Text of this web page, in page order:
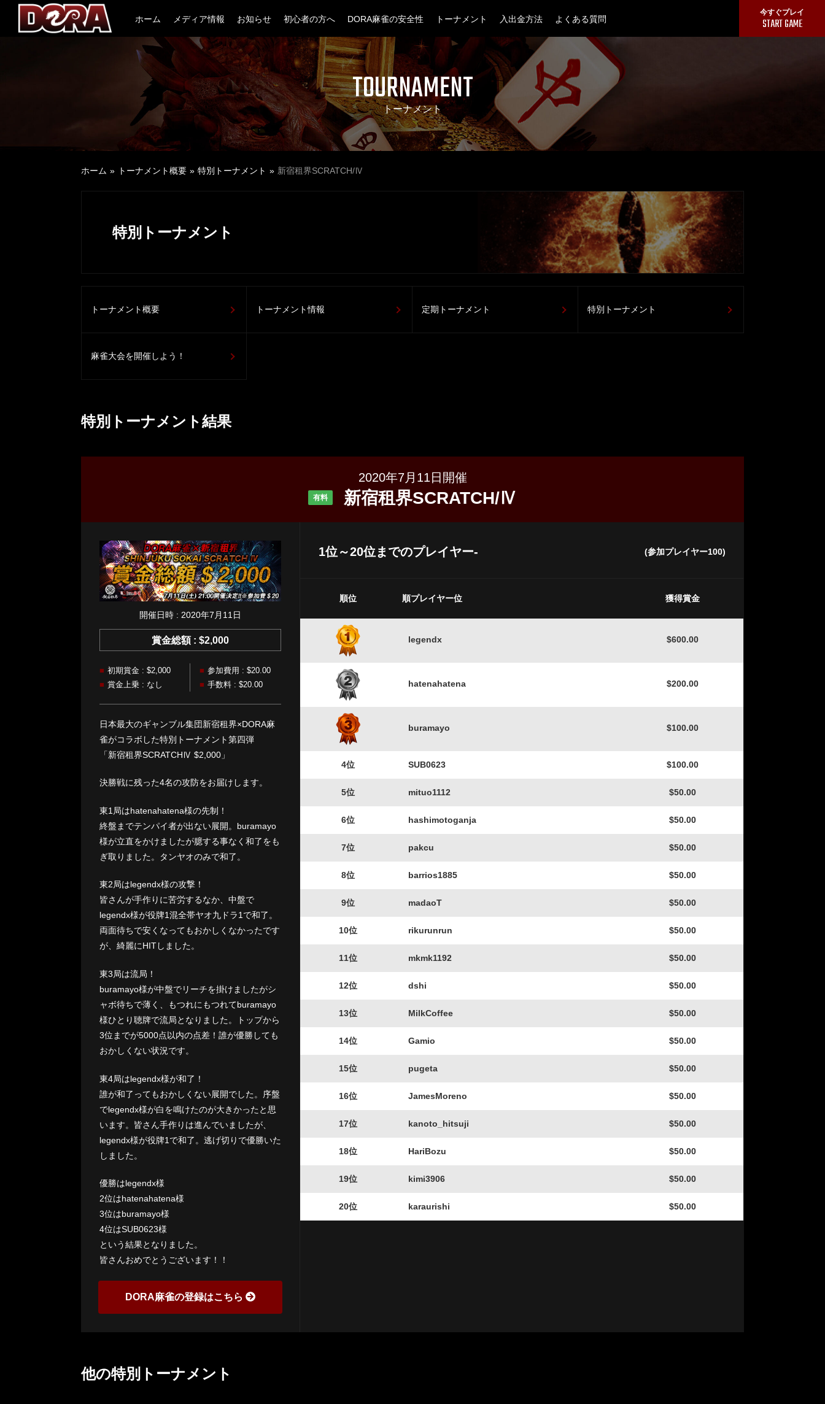
ホーム メディア情報 お知らせ 初心者の方へ DORA麻雀の安全性 トーナメント 入出金方法 よくある質問
今すぐプレイ
START GAMEMENU
TOURNAMENT
トーナメント
ホーム トーナメント概要 特別トーナメント 新宿租界SCRATCH/Ⅳ
特別トーナメント
トーナメント概要 トーナメント情報 定期トーナメント 特別トーナメント
麻雀大会を開催しよう！
特別トーナメント結果
2020年7月11日開催
有料 新宿租界SCRATCH/Ⅳ
開催日時 : 2020年7月11日
賞金総額 : $2,000
初期賞金 : $2,000
参加費用 : $20.00
賞金上乗 : なし
手数料 : $20.00
日本最大のギャンブル集団新宿租界×DORA麻
雀がコラボした特別トーナメント第四弾
「新宿租界SCRATCHⅣ $2,000」
決勝戦に残った4名の攻防をお届けします。
東1局はhatenahatena様の先制！
終盤までテンパイ者が出ない展開。buramayo
様が立直をかけましたが臆する事なく和了をも
ぎ取りました。タンヤオのみで和了。
東2局はlegendx様の攻撃！
皆さんが手作りに苦労するなか、中盤で
legendx様が役牌1混全帯ヤオ九ドラ1で和了。
両面待ちで安くなってもおかしくなかったです
が、綺麗にHITしました。
東3局は流局！
buramayo様が中盤でリーチを掛けましたがシ
ャボ待ちで薄く、もつれにもつれてburamayo
様ひとり聴牌で流局となりました。トップから
3位までが5000点以内の点差！誰が優勝しても
おかしくない状況です。
東4局はlegendx様が和了！
誰が和了ってもおかしくない展開でした。序盤
でlegendx様が白を鳴けたのが大きかったと思
います。皆さん手作りは進んでいましたが、
legendx様が役牌1で和了。逃げ切りで優勝いた
しました。
優勝はlegendx様
2位はhatenahatena様
3位はburamayo様
4位はSUB0623様
という結果となりました。
皆さんおめでとうございます！！
DORA麻雀の登録はこちら
1位～20位までのプレイヤー- (参加プレイヤー100)
順位 順プレイヤー位 獲得賞金
legendx $600.00
hatenahatena $200.00
buramayo $100.00
4位 SUB0623 $100.00
5位 mituo1112 $50.00
6位 hashimotoganja $50.00
7位 pakcu $50.00
8位 barrios1885 $50.00
9位 madaoT $50.00
10位 rikurunrun $50.00
11位 mkmk1192 $50.00
12位 dshi $50.00
13位 MilkCoffee $50.00
14位 Gamio $50.00
15位 pugeta $50.00
16位 JamesMoreno $50.00
17位 kanoto_hitsuji $50.00
18位 HariBozu $50.00
19位 kimi3906 $50.00
20位 karaurishi $50.00
他の特別トーナメント